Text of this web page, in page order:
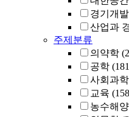
경기개
산업과
주제분류
의약학
공학
사회과학
교육
농수해양